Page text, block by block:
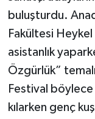
buluşturdu.
Fakültesi
asistanlık
Özgürlük”
Festival
kılarken genç